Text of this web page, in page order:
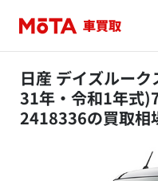
日産 デイズルー
31年・令和1年式
2418336の買取相